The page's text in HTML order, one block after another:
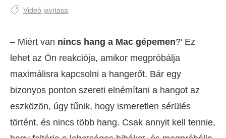
Videó javítása
– Miért van nincs hang a Mac gépemen?' Ez
lehet az Ön reakciója, amikor megpróbálja
maximálisra kapcsolni a hangerőt. Bár egy
bizonyos ponton szereti elnémítani a hangot az
eszközön, úgy tűnik, hogy ismeretlen sérülés
történt, és nincs több hang. Csak annyit kell tennie,